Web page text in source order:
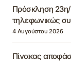
Πρόσκληση 23η/
τηλεφωνικώς
4 Αυγούστου 2026
Πίνακας